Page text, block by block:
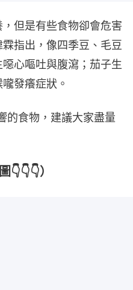
但是有些食物卻會危害
指出，像四季豆、毛豆
心嘔吐與腹瀉；茄子生
發癢症狀。
的食物，建議大家盡量
）